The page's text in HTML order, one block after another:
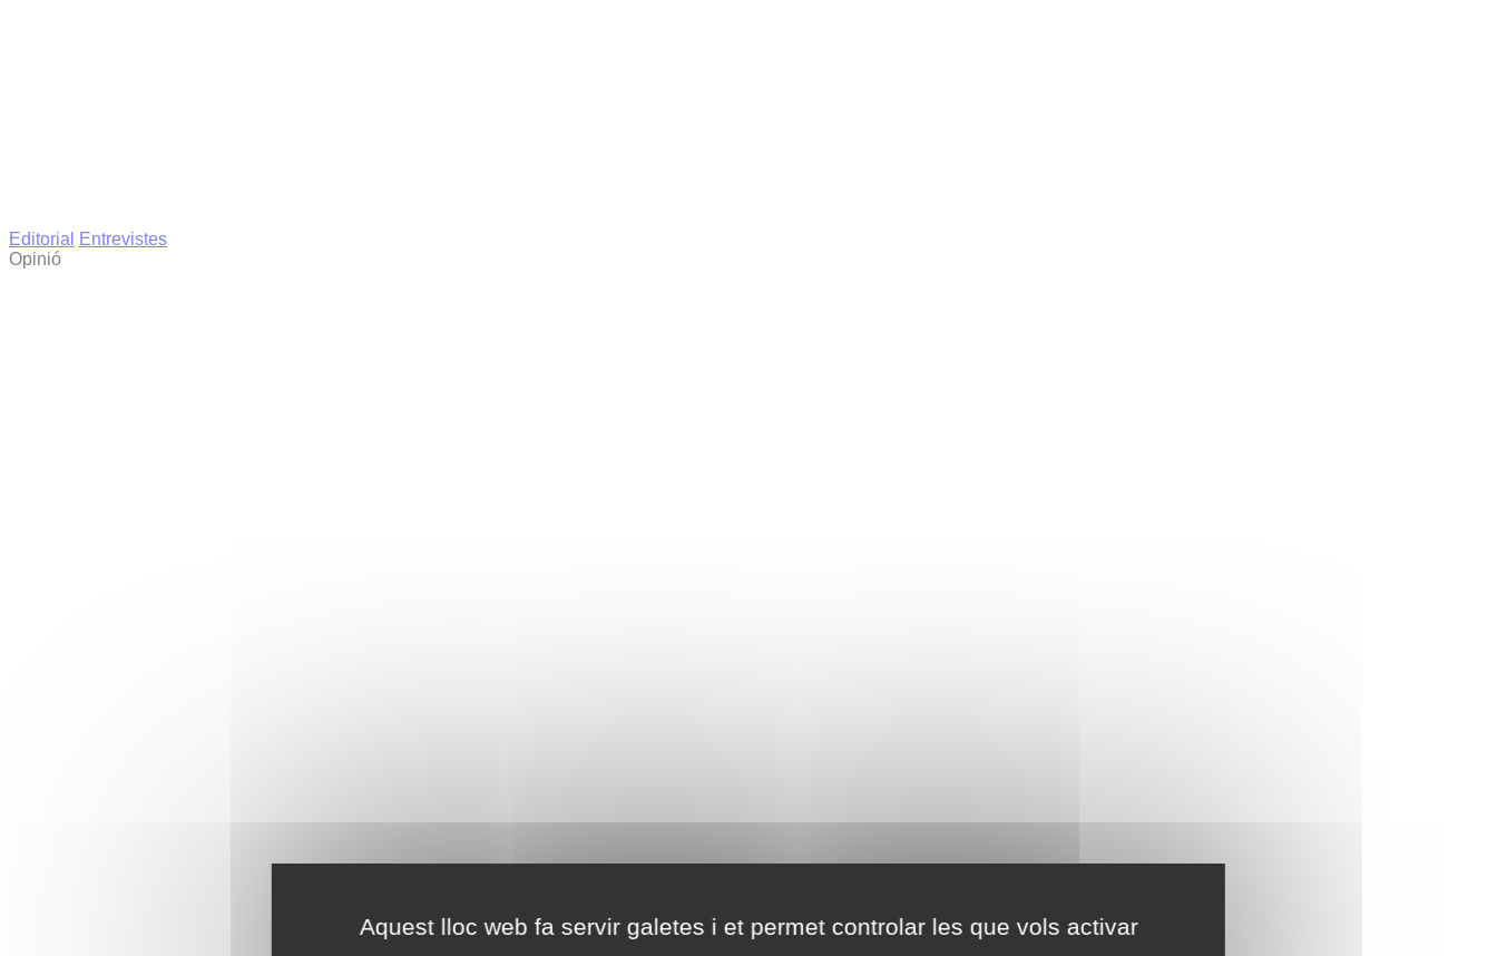
Aquest lloc web fa servir galetes i et permet controlar les que vols activar
Editorial
Entrevistes
Opinió